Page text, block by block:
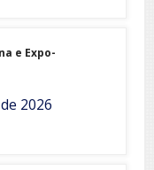
e Expo-
2026